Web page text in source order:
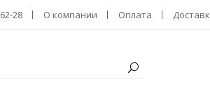
28 О компании Оплата